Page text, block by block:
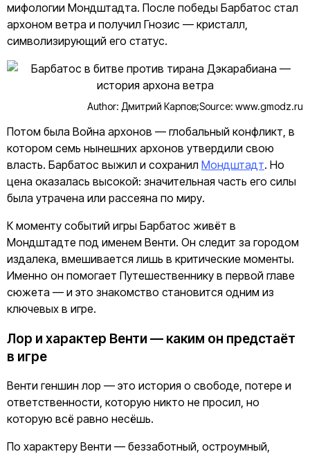
мифологии Мондштадта. После победы Барбатос стал
архоном ветра и получил Гнозис — кристалл,
символизирующий его статус.
Author: Дмитрий Карпов;Source: www.gmodz.ru
Потом была Война архонов — глобальный конфликт, в
котором семь нынешних архонов утвердили свою
власть. Барбатос выжил и сохранил Мондштадт. Но
цена оказалась высокой: значительная часть его силы
была утрачена или рассеяна по миру.
К моменту событий игры Барбатос живёт в
Мондштадте под именем Венти. Он следит за городом
издалека, вмешивается лишь в критические моменты.
Именно он помогает Путешественнику в первой главе
сюжета — и это знакомство становится одним из
ключевых в игре.
Лор и характер Венти — каким он предстаёт
в игре
Венти геншин лор — это история о свободе, потере и
ответственности, которую никто не просил, но
которую всё равно несёшь.
По характеру Венти — беззаботный, остроумный,